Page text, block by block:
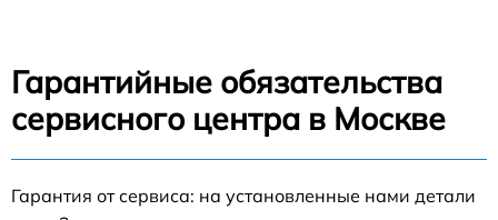
Гарантийные обязательства
сервисного центра в Москве
Гарантия от сервиса: на установленные нами детали